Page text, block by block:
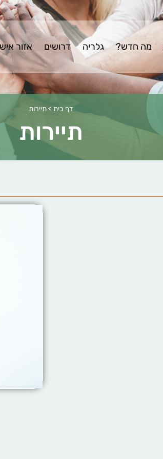
מה חדש? גלריה דרושים אזור
דף בית > תיירות
תיירות